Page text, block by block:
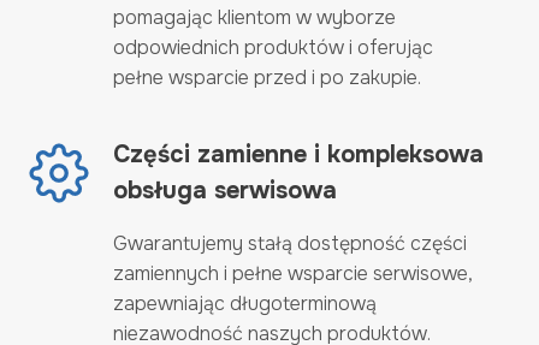
pomagając klientom w wyborze
odpowiednich produktów i oferując
pełne wsparcie przed i po zakupie.
Części zamienne i kompleksowa
obsługa serwisowa
Gwarantujemy stałą dostępność części
zamiennych i pełne wsparcie serwisowe,
zapewniając długoterminową
niezawodność naszych produktów.